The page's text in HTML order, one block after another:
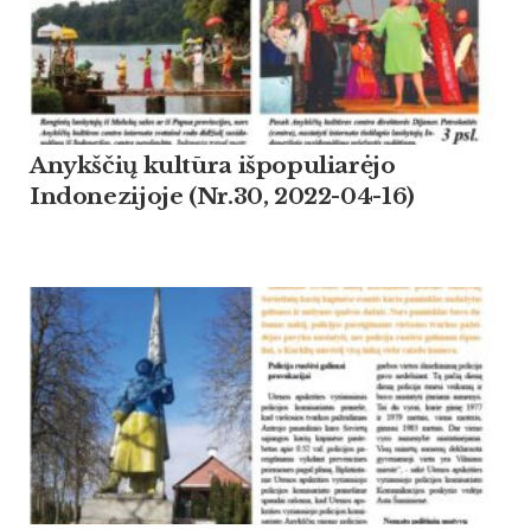
Anykščių kultūra išpopuliarėjo
Indonezijoje (Nr.30, 2022-04-16)